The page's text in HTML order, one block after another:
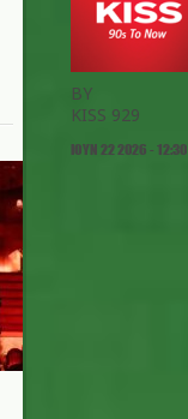
BY
KISS 929
ΙΟΥΝ 22 2026 - 12:30